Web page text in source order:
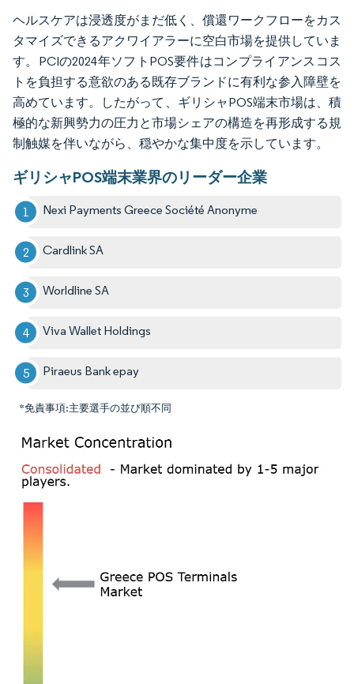
ヘルスケアは浸透度がまだ低く、償還ワークフローをカス
タマイズできるアクワイアラーに空白市場を提供していま
す。PCIの2024年ソフトPOS要件はコンプライアンスコス
トを負担する意欲のある既存ブランドに有利な参入障壁を
高めています。したがって、ギリシャPOS端末市場は、積
極的な新興勢力の圧力と市場シェアの構造を再形成する規
制触媒を伴いながら、穏やかな集中度を示しています。
ギリシャPOS端末業界のリーダー企業
Nexi Payments Greece Société Anonyme
Cardlink SA
Worldline SA
Viva Wallet Holdings
Piraeus Bank epay
*免責事項:主要選手の並び順不同